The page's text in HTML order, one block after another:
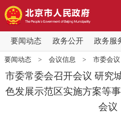
要闻动态 政务公开 政务服
要闻动态
党中央精神 国务院信息
北京要闻 会议信息
要闻动态> 会议信息 > 市委会议
市委常委会召开会议 研究
色发展示范区实施方案等
会议